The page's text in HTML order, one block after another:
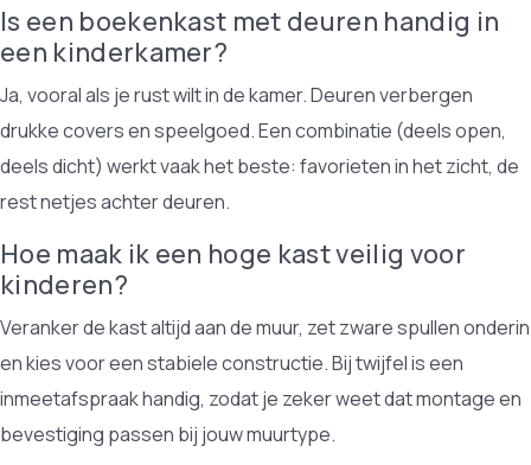
Is een boekenkast met deuren handig in
een kinderkamer?
Ja, vooral als je rust wilt in de kamer. Deuren verbergen
drukke covers en speelgoed. Een combinatie (deels open,
deels dicht) werkt vaak het beste: favorieten in het zicht, de
rest netjes achter deuren.
Hoe maak ik een hoge kast veilig voor
kinderen?
Veranker de kast altijd aan de muur, zet zware spullen onderin
en kies voor een stabiele constructie. Bij twijfel is een
inmeetafspraak handig, zodat je zeker weet dat montage en
bevestiging passen bij jouw muurtype.